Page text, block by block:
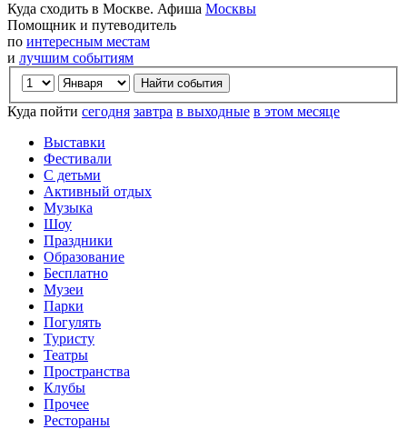
Куда сходить в Москве. Афиша Москвы
Помощник и путеводитель
по интересным местам
и лучшим событиям
Куда пойти сегодня завтра в выходные в этом месяце
Выставки
Фестивали
С детьми
Активный отдых
Музыка
Шоу
Праздники
Образование
Бесплатно
Музеи
Парки
Погулять
Туристу
Театры
Пространства
Клубы
Прочее
Рестораны